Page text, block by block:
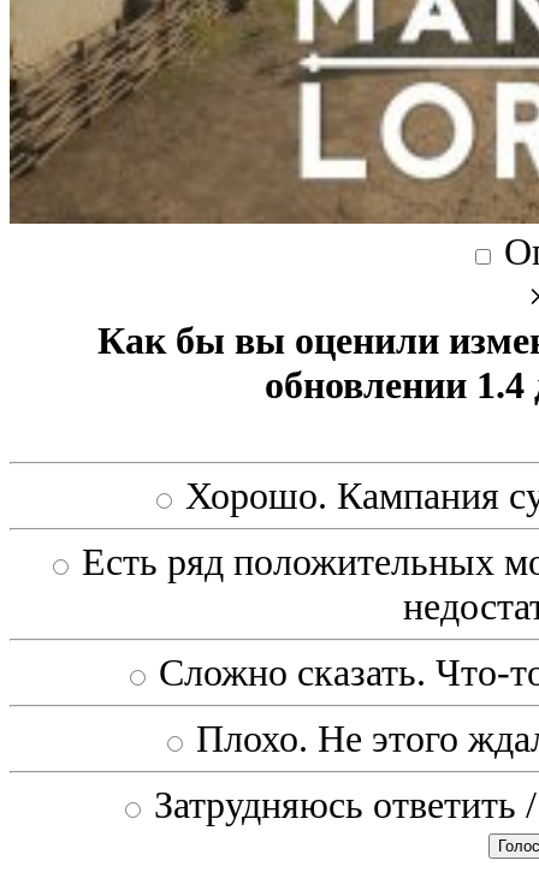
Как бы вы оценили
обновлении
Хорошо. Кампания
Есть ряд положительных
Сложно сказать. Что-
Плохо. Не этого
Затрудняюсь